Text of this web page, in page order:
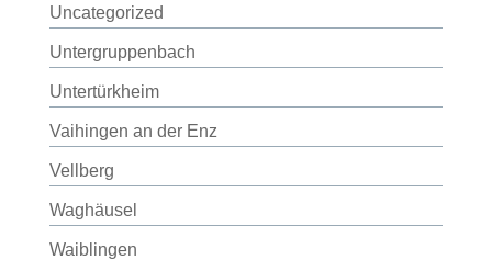
Uncategorized
Untergruppenbach
Untertürkheim
Vaihingen an der Enz
Vellberg
Waghäusel
Waiblingen